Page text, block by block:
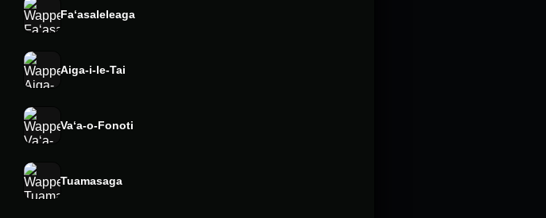
Faʻasaleleaga
Aiga-i-le-Tai
Vaʻa-o-Fonoti
Tuamasaga